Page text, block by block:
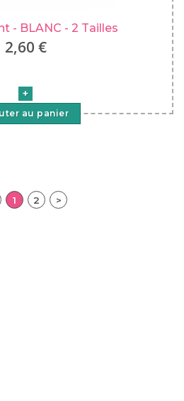
- BLANC - 2 Tailles
2,60 €
au panier
1 2 >